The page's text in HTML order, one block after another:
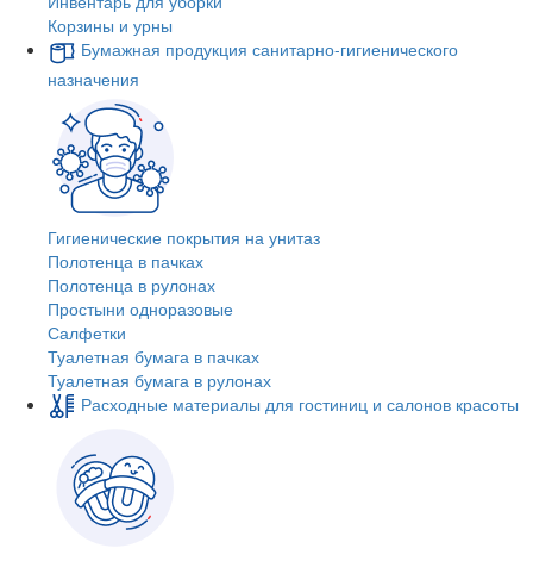
Корзины и урны
Бумажная продукция санитарно-гигиенического
назначения
Гигиенические покрытия на унитаз
Полотенца в пачках
Полотенца в рулонах
Простыни одноразовые
Салфетки
Туалетная бумага в пачках
Туалетная бумага в рулонах
Расходные материалы для гостиниц и салонов красоты